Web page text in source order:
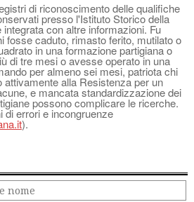
di riconoscimento delle qualifiche
presso l'Istituto Storico della
con altre informazioni. Fu
fosse caduto, rimasto ferito, mutilato o
in una formazione partigiana o
di tre mesi o avesse operato in una
per almeno sei mesi, patriota chi
alla Resistenza per un
e mancata standardizzazione dei
possono complicare le ricerche.
di errori e incongruenze
).